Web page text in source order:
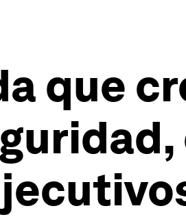
que